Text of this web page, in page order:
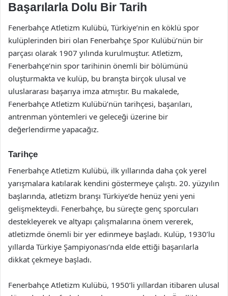
Başarılarla Dolu Bir Tarih
Fenerbahçe Atletizm Kulübü, Türkiye’nin en köklü spor
kulüplerinden biri olan Fenerbahçe Spor Kulübü’nün bir
parçası olarak 1907 yılında kurulmuştur. Atletizm,
Fenerbahçe’nin spor tarihinin önemli bir bölümünü
oluşturmakta ve kulüp, bu branşta birçok ulusal ve
uluslararası başarıya imza atmıştır. Bu makalede,
Fenerbahçe Atletizm Kulübü’nün tarihçesi, başarıları,
antrenman yöntemleri ve geleceği üzerine bir
değerlendirme yapacağız.
Tarihçe
Fenerbahçe Atletizm Kulübü, ilk yıllarında daha çok yerel
yarışmalara katılarak kendini göstermeye çalıştı. 20. yüzyılın
başlarında, atletizm branşı Türkiye’de henüz yeni yeni
gelişmekteydi. Fenerbahçe, bu süreçte genç sporcuları
destekleyerek ve altyapı çalışmalarına önem vererek,
atletizmde önemli bir yer edinmeye başladı. Kulüp, 1930’lu
yıllarda Türkiye Şampiyonası’nda elde ettiği başarılarla
dikkat çekmeye başladı.
Fenerbahçe Atletizm Kulübü, 1950’li yıllardan itibaren ulusal